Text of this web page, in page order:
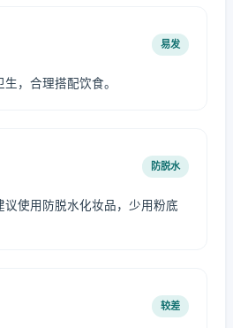
易发
，合理搭配饮食。
防脱水
议使用防脱水化妆品，少用粉底
较差